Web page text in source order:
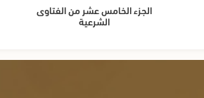
الجزء الخامس عشر من الفتاوى
الشرعية